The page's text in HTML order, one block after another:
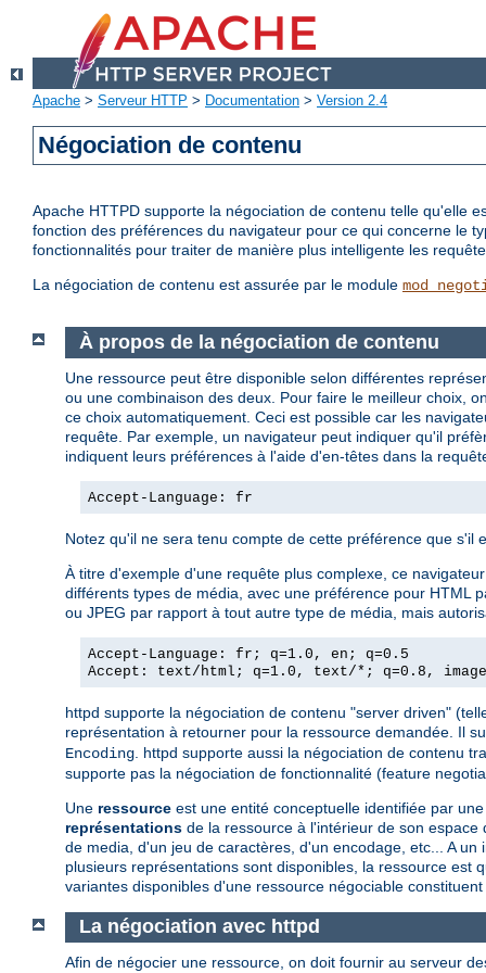
Apache > Serveur HTTP > Documentation > Version 2.4
Négociation de contenu
Apache HTTPD supporte la négociation de contenu telle qu'elle
fonction des préférences du navigateur pour ce qui concerne le
fonctionnalités pour traiter de manière plus intelligente les
La négociation de contenu est assurée par le module
À propos de la négociation de contenu
Une ressource peut être disponible selon différentes
ou une combinaison des deux. Pour faire le meilleur choix,
ce choix automatiquement. Ceci est possible car les
requête. Par exemple, un navigateur peut indiquer qu'il
indiquent leurs préférences à l'aide d'en-têtes dans la
Accept-Language: fr
Notez qu'il ne sera tenu compte de cette préférence que s'il
À titre d'exemple d'une requête plus complexe, ce
différents types de média, avec une préférence pour HTML
ou JPEG par rapport à tout autre type de média, mais
Accept-Language: fr; q=1.0, en; q=0.5
Accept: text/html; q=1.0, text/*; q=0.8,
httpd supporte la négociation de contenu "server driven"
représentation à retourner pour la ressource demandée. Il
Encoding . httpd supporte aussi la négociation de contenu
supporte pas la négociation de fonctionnalité (feature
Une ressource est une entité conceptuelle identifiée par
représentations de la ressource à l'intérieur de son
de media, d'un jeu de caractères, d'un encodage, etc... A
plusieurs représentations sont disponibles, la ressource est
variantes disponibles d'une ressource négociable constituent
La négociation avec httpd
Afin de négocier une ressource, on doit fournir au serveur